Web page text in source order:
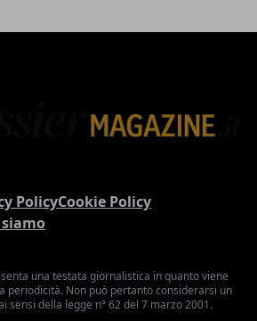
PolicyCookie Policy
siamo
una testata giornalistica in quanto viene
periodicità. Non può pertanto considerarsi un
sensi della legge n° 62 del 7 marzo 2001.